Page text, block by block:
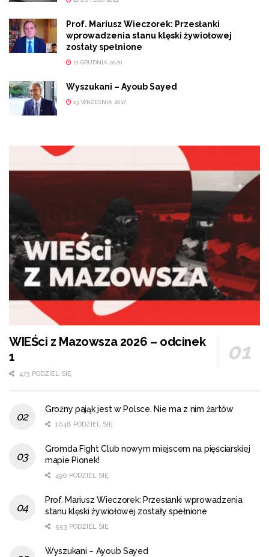
Prof. Mariusz Wieczorek: Przesłanki
wprowadzenia stanu klęski żywiołowej
zostały spełnione
21 GRUDNIA 2020
Wyszukani – Ayoub Sayed
13 WRZEŚNIA 2017
WIEŚci z Mazowsza 2026 – odcinek
1
473 PODZIEL SIĘ
Groźny pająk jest w Polsce. Nie ma z nim żartów
1048 PODZIEL SIĘ
Gromda Fight Club nowym miejscem na pięściarskiej
mapie Pionek!
490 PODZIEL SIĘ
Prof. Mariusz Wieczorek: Przesłanki wprowadzenia
stanu klęski żywiołowej zostały spełnione
553 PODZIEL SIĘ
Wyszukani – Ayoub Sayed